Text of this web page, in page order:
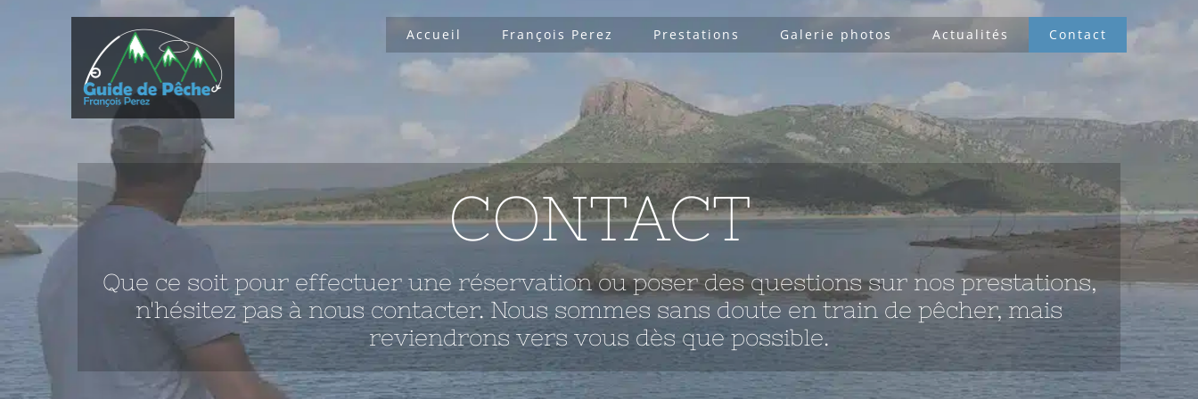
Accueil François Perez Prestations Galerie photos Actualités Contact
CONTACT
Que ce soit pour effectuer une réservation ou poser des questions sur nos prestations,
n'hésitez pas à nous contacter. Nous sommes sans doute en train de pêcher, mais
reviendrons vers vous dès que possible.